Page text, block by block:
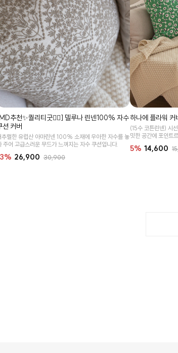
추천✨퀄리티굿👍🏻] 델루나 린넨100% 자수
션 커버
추럴한 유럽산 아마린넨 100% 소재에 우아한 자수를 놓
주어 고급스러운 무드가 느껴지는 자수 쿠션입니다.
26,900 30,900
하나에 플라워
(15수 코튼린넨) 시
밋한 공간에 포인트
5% 14,600